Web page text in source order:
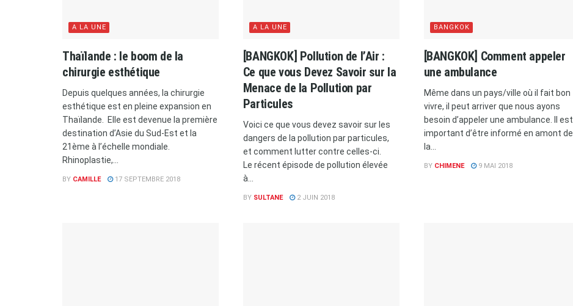
A LA UNE
Thaïlande : le boom de la
chirurgie esthétique
Depuis quelques années, la chirurgie
esthétique est en pleine expansion en
Thaïlande. Elle est devenue la première
destination d’Asie du Sud-Est et la
21ème à l’échelle mondiale.
Rhinoplastie,...
BY CAMILLE 17 SEPTEMBRE 2018
A LA UNE
[BANGKOK] Pollution de l’Air :
Ce que vous Devez Savoir sur la
Menace de la Pollution par
Particules
Voici ce que vous devez savoir sur les
dangers de la pollution par particules,
et comment lutter contre celles-ci.
Le récent épisode de pollution élevée
à...
BY SULTANE 2 JUIN 2018
BANGKOK
[BANGKOK] Comment appeler
une ambulance
Même dans un pays/ville où il fait bon
vivre, il peut arriver que nous ayons
besoin d’appeler une ambulance. Il est
important d’être informé en amont de
la...
BY CHIMENE 9 MAI 2018